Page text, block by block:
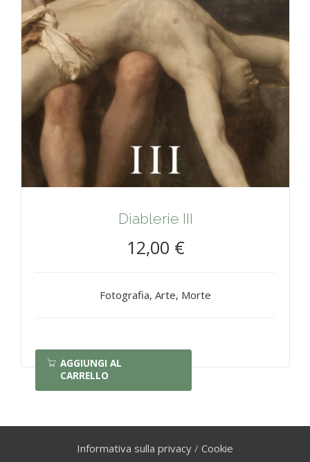
Diablerie III
12,00 €
Fotografia, Arte, Morte
AGGIUNGI AL
CARRELLO
Informativa sulla privacy / Cookie